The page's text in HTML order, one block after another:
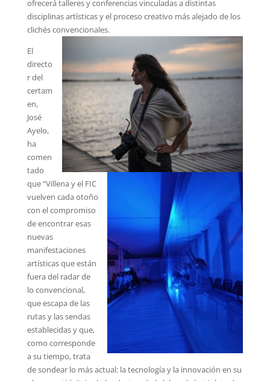
ofrecerá talleres y conferencias vinculadas a distintas
disciplinas artísticas y el proceso creativo más alejado de los
clichés convencionales.
El
directo
r del
certam
en,
José
Ayelo,
ha
comen
tado
que “Villena y el FIC
vuelven cada otoño
con el compromiso
de encontrar esas
nuevas
manifestaciones
artísticas que están
fuera del radar de
lo convencional,
que escapa de las
rutas y las sendas
establecidas y que,
como corresponde
a su tiempo, trata
de sondear lo más actual: la tecnología y la innovación en su